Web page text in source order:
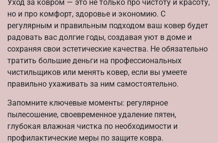
Уход за ковром — это не только про чистоту и красоту,
но и про комфорт, здоровье и экономию. С
регулярным и правильным подходом ваш ковер будет
радовать вас долгие годы, создавая уют в доме и
сохраняя свои эстетические качества. Не обязательно
тратить большие деньги на профессиональных
чистильщиков или менять ковер, если вы умеете
правильно ухаживать за ним самостоятельно.
Запомните ключевые моменты: регулярное
пылесошение, своевременное удаление пятен,
глубокая влажная чистка по необходимости и
профилактические меры по защите ковра.